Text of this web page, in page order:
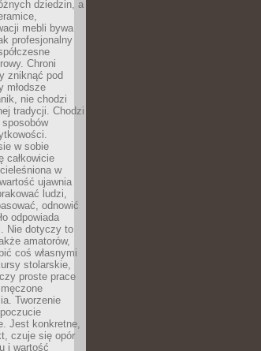
dziedzin, a
mebli bywa
profesjonalny
Chroni
zniknąć pod
młodsze
nie chodzi
tradycji. Chodzi
w sobie
całkowicie
w
ujawnia
ludzi,
odnowić
odpowiada
Nie dotyczy to
amatorów,
coś własnymi
stolarskie,
proste prace
Tworzenie
Jest konkretne,
czuje się opór
i wartość